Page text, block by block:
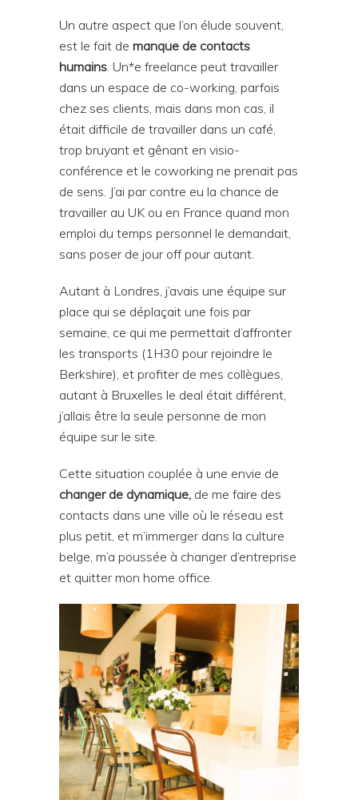
Un autre aspect que l’on élude souvent,
est le fait de manque de contacts
humains. Un*e freelance peut travailler
dans un espace de co-working, parfois
chez ses clients, mais dans mon cas, il
était difficile de travailler dans un café,
trop bruyant et gênant en visio-
conférence et le coworking ne prenait pas
de sens. J’ai par contre eu la chance de
travailler au UK ou en France quand mon
emploi du temps personnel le demandait,
sans poser de jour off pour autant.
Autant à Londres, j’avais une équipe sur
place qui se déplaçait une fois par
semaine, ce qui me permettait d’affronter
les transports (1H30 pour rejoindre le
Berkshire), et profiter de mes collègues,
autant à Bruxelles le deal était différent,
j’allais être la seule personne de mon
équipe sur le site.
Cette situation couplée à une envie de
changer de dynamique, de me faire des
contacts dans une ville où le réseau est
plus petit, et m’immerger dans la culture
belge, m’a poussée à changer d’entreprise
et quitter mon home office.